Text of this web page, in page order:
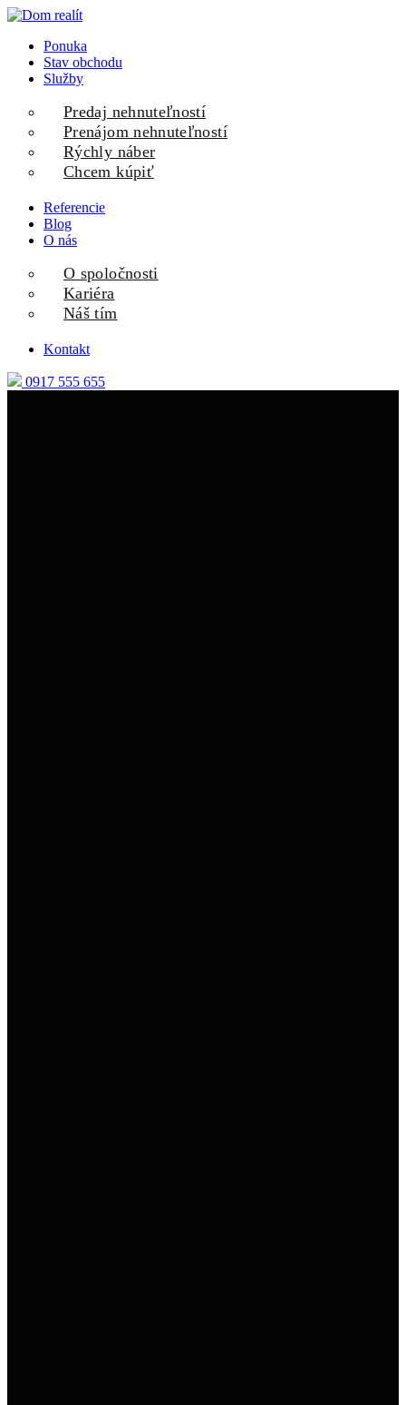
Ponuka
Stav obchodu
Služby
Predaj nehnuteľností
Prenájom nehnuteľností
Rýchly náber
Chcem kúpiť
Referencie
Blog
O nás
O spoločnosti
Kariéra
Náš tím
Kontakt
0917 555 655